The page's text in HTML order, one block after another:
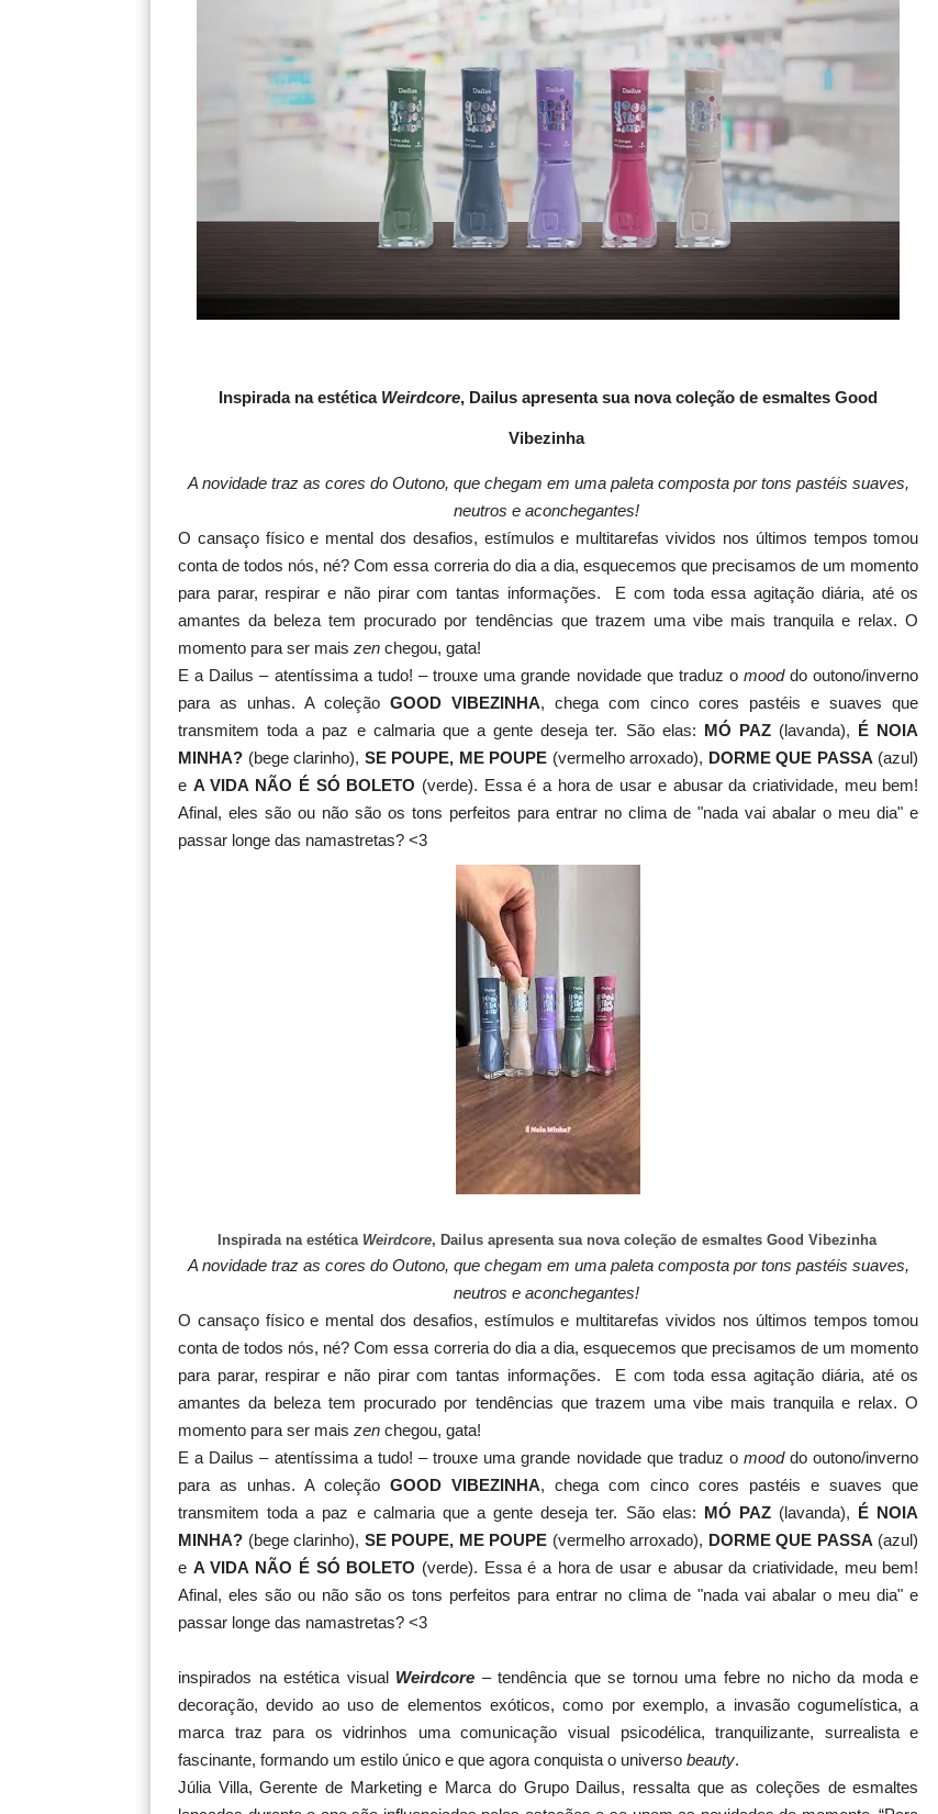
Inspirada na estética Weirdcore, Dailus apresenta sua nova coleção de esmaltes Good
Vibezinha
A novidade traz as cores do Outono, que chegam em uma paleta composta por tons pastéis suaves,
neutros e aconchegantes!
O cansaço físico e mental dos desafios, estímulos e multitarefas vividos nos últimos tempos tomou
conta de todos nós, né? Com essa correria do dia a dia, esquecemos que precisamos de um momento
para parar, respirar e não pirar com tantas informações. E com toda essa agitação diária, até os
amantes da beleza tem procurado por tendências que trazem uma vibe mais tranquila e relax. O
momento para ser mais zen chegou, gata!
E a Dailus – atentíssima a tudo! – trouxe uma grande novidade que traduz omooddo outono/inverno
para as unhas. A coleçãoGOOD VIBEZINHA, chega com cinco cores pastéis e suaves que
transmitem toda a paz e calmaria que a gente deseja ter. São elas: MÓ PAZ(lavanda), É NOIA
MINHA? (bege clarinho), SE POUPE, ME POUPE (vermelho arroxado), DORME QUE PASSA (azul)
e A VIDA NÃO É SÓ BOLETO (verde). Essa é a hora de usar e abusar da criatividade, meu bem!
Afinal, eles são ou não são os tons perfeitos para entrar no clima de "nada vai abalar o meu dia" e
passar longe das namastretas? <3
Inspirada na estética Weirdcore, Dailus apresenta sua nova coleção de esmaltes Good Vibezinha
A novidade traz as cores do Outono, que chegam em uma paleta composta por tons pastéis suaves,
neutros e aconchegantes!
O cansaço físico e mental dos desafios, estímulos e multitarefas vividos nos últimos tempos tomou
conta de todos nós, né? Com essa correria do dia a dia, esquecemos que precisamos de um momento
para parar, respirar e não pirar com tantas informações. E com toda essa agitação diária, até os
amantes da beleza tem procurado por tendências que trazem uma vibe mais tranquila e relax. O
momento para ser mais zen chegou, gata!
E a Dailus – atentíssima a tudo! – trouxe uma grande novidade que traduz omooddo outono/inverno
para as unhas. A coleçãoGOOD VIBEZINHA, chega com cinco cores pastéis e suaves que
transmitem toda a paz e calmaria que a gente deseja ter. São elas: MÓ PAZ(lavanda), É NOIA
MINHA? (bege clarinho), SE POUPE, ME POUPE (vermelho arroxado), DORME QUE PASSA (azul)
e A VIDA NÃO É SÓ BOLETO (verde). Essa é a hora de usar e abusar da criatividade, meu bem!
Afinal, eles são ou não são os tons perfeitos para entrar no clima de "nada vai abalar o meu dia" e
passar longe das namastretas? <3
inspirados na estética visual Weirdcore – tendência que se tornou uma febre no nicho da moda e
decoração, devido ao uso de elementos exóticos, como por exemplo, a invasão cogumelística, a
marca traz para os vidrinhos uma comunicação visual psicodélica, tranquilizante, surrealista e
fascinante, formando um estilo único e que agora conquista o universo beauty.
Júlia Villa, Gerente de Marketing e Marca do Grupo Dailus, ressalta que as coleções de esmaltes